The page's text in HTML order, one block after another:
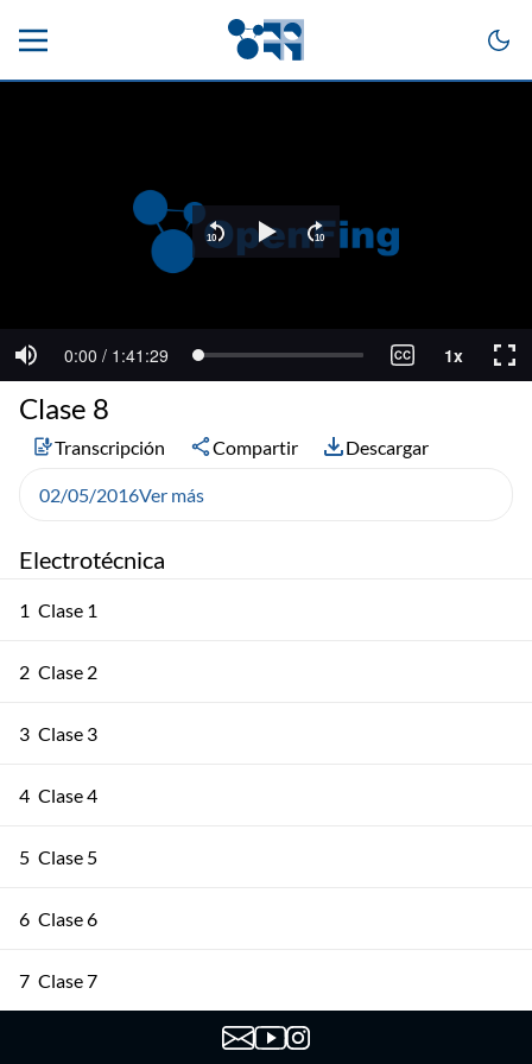
Electrotécnica
1 Clase 1
2 Clase 2
3 Clase 3
4 Clase 4
5 Clase 5
6 Clase 6
7 Clase 7
Clase 8
Transcripción Compartir Descargar
02/05/2016Ver más